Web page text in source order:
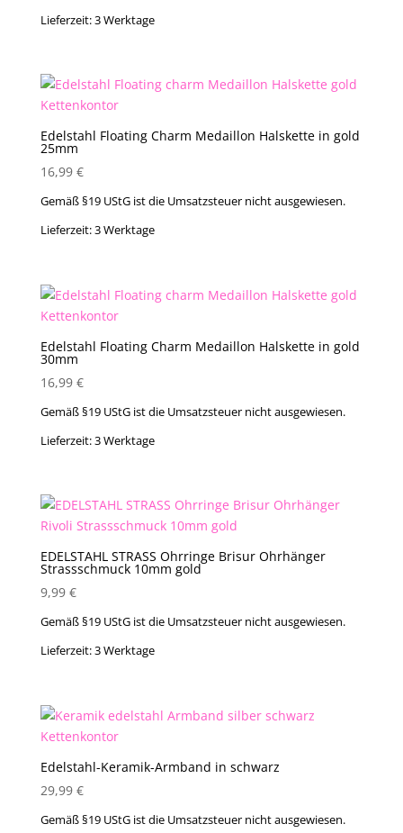
Lieferzeit:3 Werktage
Edelstahl Floating Charm Medaillon Halskette in gold
25mm
16,99 €
Gemäß §19 UStG ist die Umsatzsteuer nicht ausgewiesen.
Lieferzeit:3 Werktage
Edelstahl Floating Charm Medaillon Halskette in gold
30mm
16,99 €
Gemäß §19 UStG ist die Umsatzsteuer nicht ausgewiesen.
Lieferzeit:3 Werktage
EDELSTAHL STRASS Ohrringe Brisur Ohrhänger
Strassschmuck 10mm gold
9,99 €
Gemäß §19 UStG ist die Umsatzsteuer nicht ausgewiesen.
Lieferzeit:3 Werktage
Edelstahl-Keramik-Armband in schwarz
29,99 €
Gemäß §19 UStG ist die Umsatzsteuer nicht ausgewiesen.